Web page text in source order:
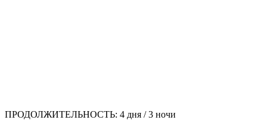
ПРОДОЛЖИТЕЛЬНОСТЬ: 4 дня / 3 ночи